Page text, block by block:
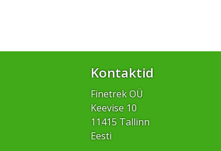
Kontaktid
Finetrek OÜ
Keevise 10
11415 Tallinn
Eesti